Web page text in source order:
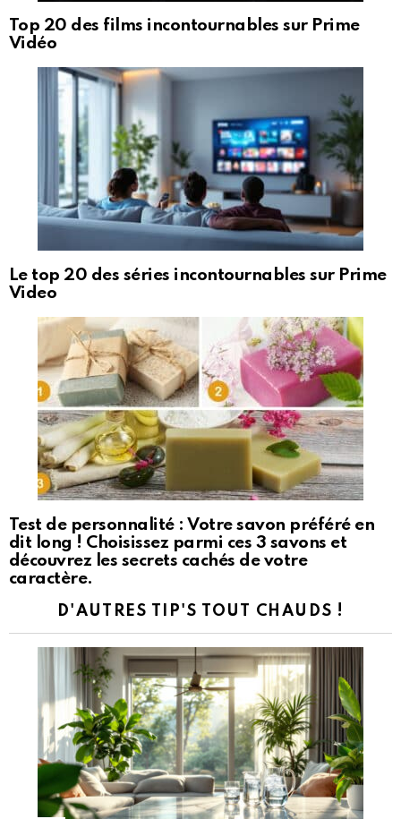
Top 20 des films incontournables sur Prime
Vidéo
Le top 20 des séries incontournables sur Prime
Video
Test de personnalité : Votre savon préféré en
dit long ! Choisissez parmi ces 3 savons et
découvrez les secrets cachés de votre
caractère.
D'AUTRES TIP'S TOUT CHAUDS !